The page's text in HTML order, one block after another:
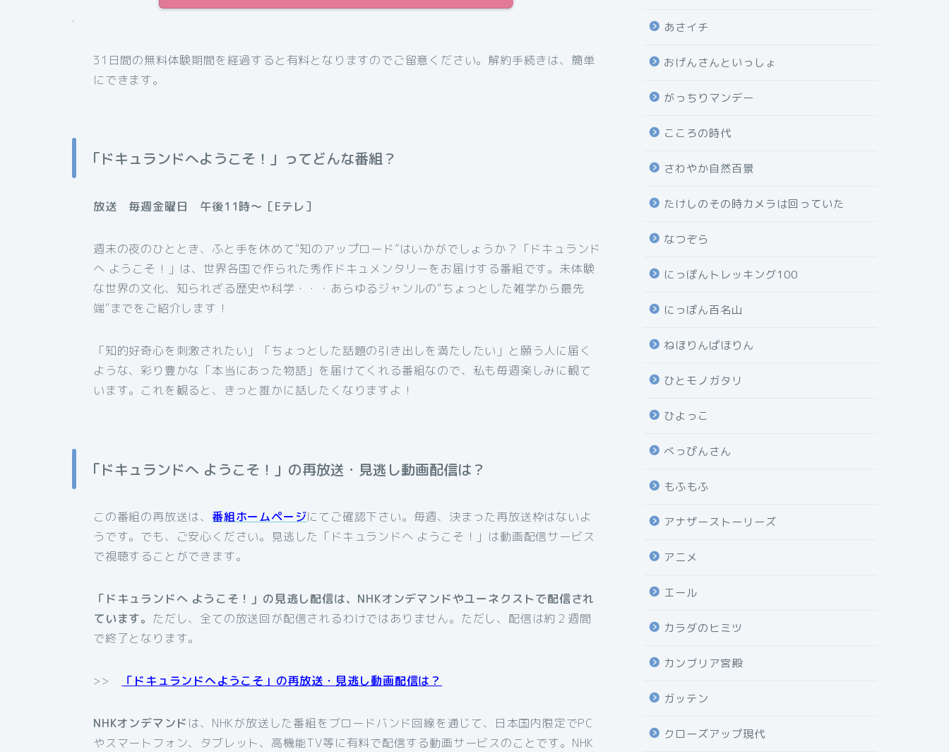
.
31日間の無料体験期間を経過すると有料となりますのでご留意ください。解約手続きは、簡単
にできます。
「ドキュランドへようこそ！」ってどんな番組？
放送 毎週金曜日 午後11時～［Eテレ］
週末の夜のひととき、ふと手を休めて“知のアップロード”はいかがでしょうか？「ドキュランド
へ ようこそ！」は、世界各国で作られた秀作ドキュメンタリーをお届けする番組です。未体験
な世界の文化、知られざる歴史や科学・・・あらゆるジャンルの“ちょっとした雑学から最先
端“までをご紹介します！
「知的好奇心を刺激されたい」「ちょっとした話題の引き出しを満たしたい」と願う人に届く
ような、彩り豊かな「本当にあった物語」を届けてくれる番組なので、私も毎週楽しみに観て
います。これを観ると、きっと誰かに話したくなりますよ！
「ドキュランドへ ようこそ！」の再放送・見逃し動画配信は？
この番組の再放送は、 番組ホームページにてご確認下さい。毎週、決まった再放送枠はないよ
うです。でも、ご安心ください。見逃した「ドキュランドへ ようこそ！」は動画配信サービス
で視聴することができます。
「ドキュランドへ ようこそ！」の見逃し配信は、NHKオンデマンドやユーネクストで配信され
ています。 ただし、全ての放送回が配信されるわけではありません。ただし、配信は約２週間
で終了となります。
>> 「ドキュランドへようこそ」の再放送・見逃し動画配信は？
NHKオンデマンド は、NHKが放送した番組をブロードバンド回線を通じて、日本国内限定でPC
やスマートフォン、タブレット、高機能TV等に有料で配信する動画サービスのことです。NHK
あさイチ
おげんさんといっしょ
がっちりマンデー
こころの時代
さわやか自然百景
たけしのその時カメラは回っていた
なつぞら
にっぽんトレッキング100
にっぽん百名山
ねほりんぱほりん
ひとモノガタリ
ひよっこ
べっぴんさん
もふもふ
アナザーストーリーズ
アニメ
エール
カラダのヒミツ
カンブリア宮殿
ガッテン
クローズアップ現代